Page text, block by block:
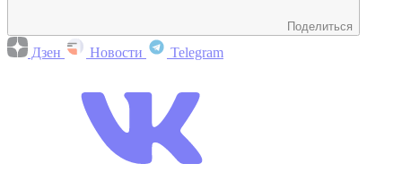
Поделиться
Дзен Новости Telegram